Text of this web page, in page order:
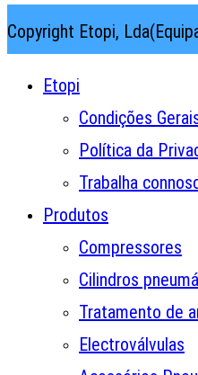
Copyright Etopi,
Etopi
Condições
Política da
Trabalha
Produtos
Compressores
Cilindros
Tratamento de
Electroválvulas